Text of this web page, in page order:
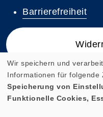
Barrierefreiheit
Cookie Einstellungen
Wir speichern und
Informationen für folgende
Speicherung von
Funktionelle Cookies,